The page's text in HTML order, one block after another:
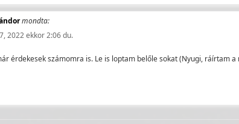
mondta:
2022 ekkor 2:06 du.
érdekesek számomra is. Le is loptam belőle sokat (Nyugi, ráírtam a